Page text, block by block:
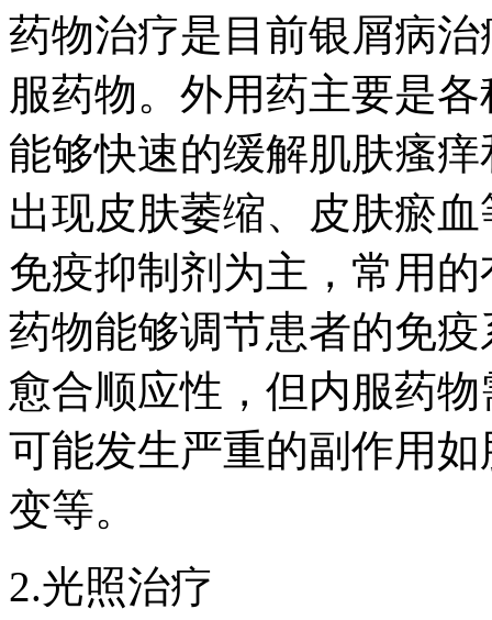
药物治疗是目前银屑病
服药物。外用药主要是
能够快速的缓解肌肤瘙
出现皮肤萎缩、皮肤瘀
免疫抑制剂为主，常用
药物能够调节患者的免
愈合顺应性，但内服药
可能发生严重的副作用
变等。
2.光照治疗